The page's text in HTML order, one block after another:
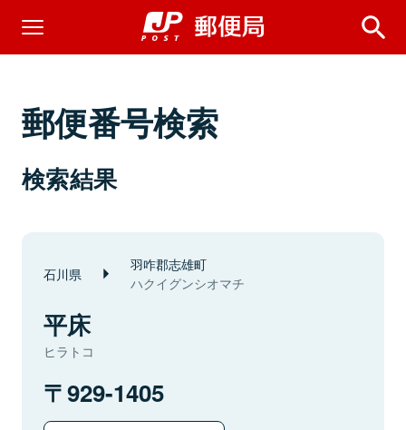
郵便番号検索
検索結果
石川県 羽咋郡志雄町
ハクイグンシオマチ
平床
ヒラトコ
929-1405